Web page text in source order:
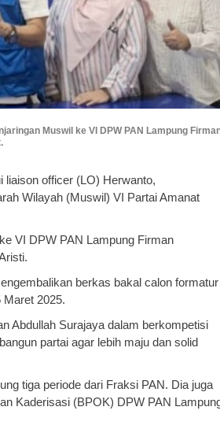
Muswil ke VI DPW PAN Lampung
liaison officer (LO) Herwanto,
Wilayah (Muswil) VI Partai Amanat
VI DPW PAN Lampung Firman
berkas bakal calon formatur
2025.
Abdullah Surajaya dalam berkompetisi
partai agar lebih maju dan solid
tiga periode dari Fraksi PAN. Dia juga
Kaderisasi (BPOK) DPW PAN